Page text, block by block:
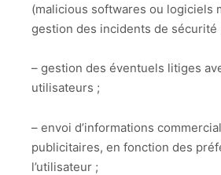
(malicious softwares ou logiciels
gestion des incidents de sécurité
– gestion des éventuels litiges
utilisateurs ;
– envoi d’informations
publicitaires, en fonction des
l’utilisateur ;